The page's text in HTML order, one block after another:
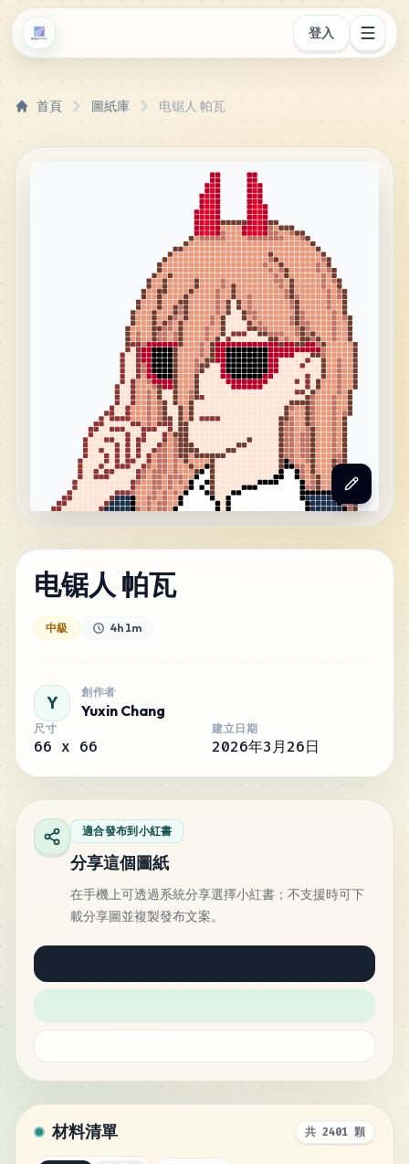
登入
首頁 圖紙庫 电锯人 帕瓦
电锯人 帕瓦
中級 4h 1m
Y
創作者
Yuxin Chang
尺寸
66 x 66
建立日期
2026年3月26日
適合發布到小紅書
分享這個圖紙
在手機上可透過系統分享選擇小紅書；不支援時可下
載分享圖並複製發布文案。
材料清單 共 2401 顆